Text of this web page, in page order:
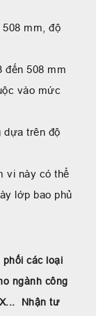
mm, độ
đến 508 mm
vào mức
dựa trên độ
vi này có thể
lớp bao phủ
phối các loại
ngành công
Nhận tư